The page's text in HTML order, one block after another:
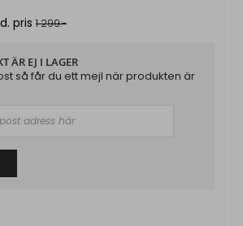
pris 1 299:-
ÄR EJ I LAGER
så får du ett mejl när produkten är